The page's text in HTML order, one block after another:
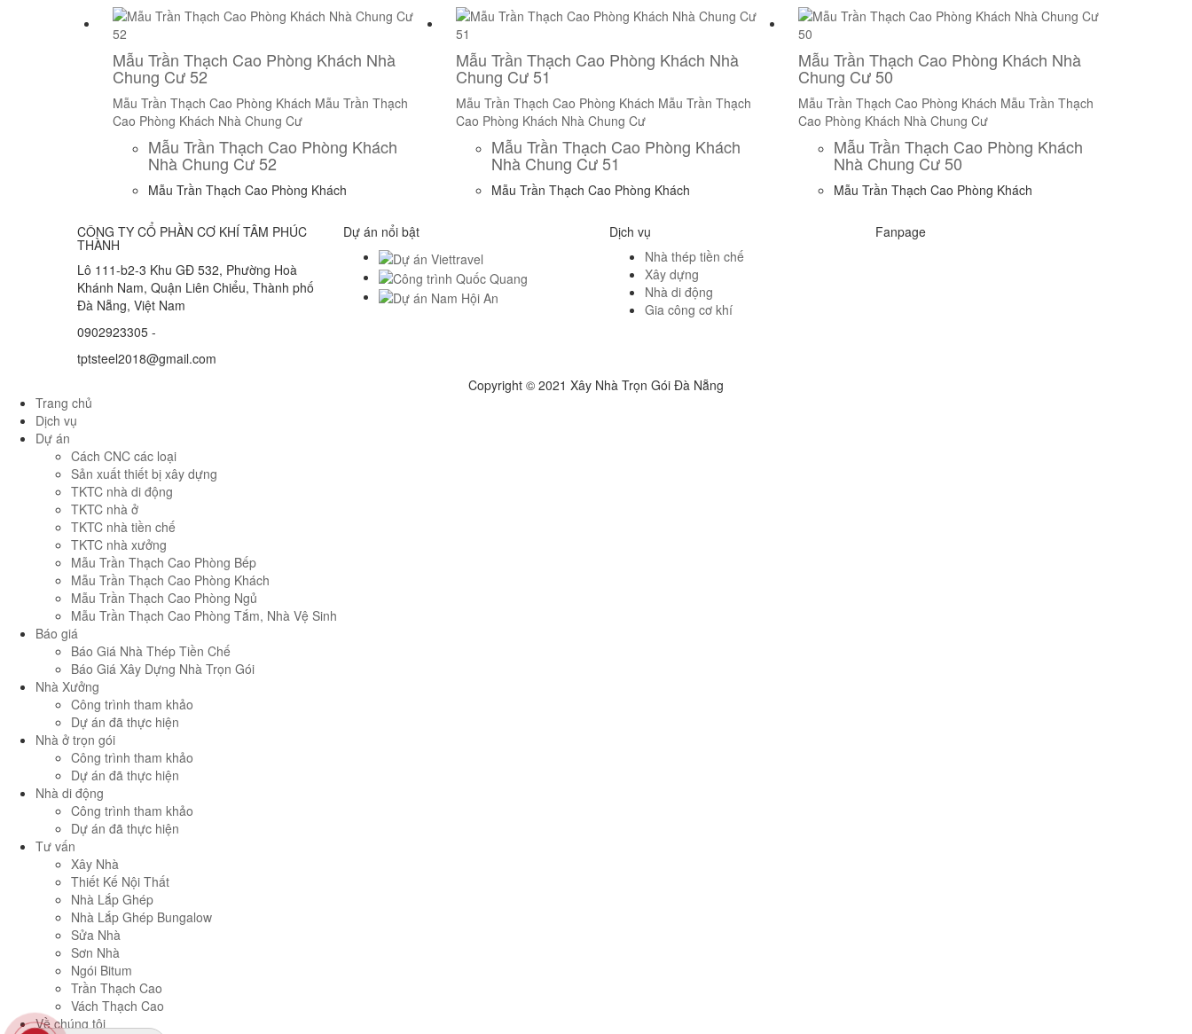
Mẫu Trần Thạch Cao Phòng Khách Nhà
Chung Cư 52
Mẫu Trần Thạch Cao Phòng Khách Mẫu Trần Thạch
Cao Phòng Khách Nhà Chung Cư
Mẫu Trần Thạch Cao Phòng Khách
Nhà Chung Cư 52
Mẫu Trần Thạch Cao Phòng Khách
Mẫu Trần Thạch Cao Phòng Khách Nhà
Chung Cư 51
Mẫu Trần Thạch Cao Phòng Khách Mẫu Trần Thạch
Cao Phòng Khách Nhà Chung Cư
Mẫu Trần Thạch Cao Phòng Khách
Nhà Chung Cư 51
Mẫu Trần Thạch Cao Phòng Khách
Mẫu Trần Thạch Cao Phòng Khách Nhà
Chung Cư 50
Mẫu Trần Thạch Cao Phòng Khách Mẫu Trần Thạch
Cao Phòng Khách Nhà Chung Cư
Mẫu Trần Thạch Cao Phòng Khách
Nhà Chung Cư 50
Mẫu Trần Thạch Cao Phòng Khách
CÔNG TY CỔ PHẦN CƠ KHÍ TÂM PHÚC
THÀNH
Lô 111-b2-3 Khu GĐ 532, Phường Hoà
Khánh Nam, Quận Liên Chiểu, Thành phố
Đà Nẵng, Việt Nam
0902923305 -
tptsteel2018@gmail.com
Dự án nổi bật
Dịch vụ
Nhà thép tiền chế
Xây dựng
Nhà di động
Gia công cơ khí
Fanpage
Copyright © 2021 Xây Nhà Trọn Gói Đà Nẵng
Trang chủ
Dịch vụ
Dự án
Cách CNC các loại
Sản xuất thiết bị xây dựng
TKTC nhà di động
TKTC nhà ở
TKTC nhà tiền chế
TKTC nhà xưởng
Mẫu Trần Thạch Cao Phòng Bếp
Mẫu Trần Thạch Cao Phòng Khách
Mẫu Trần Thạch Cao Phòng Ngủ
Mẫu Trần Thạch Cao Phòng Tắm, Nhà Vệ Sinh
Báo giá
Báo Giá Nhà Thép Tiền Chế
Báo Giá Xây Dựng Nhà Trọn Gói
Nhà Xưởng
Công trình tham khảo
Dự án đã thực hiện
Nhà ở trọn gói
Công trình tham khảo
Dự án đã thực hiện
Nhà di động
Công trình tham khảo
Dự án đã thực hiện
Tư vấn
Xây Nhà
Thiết Kế Nội Thất
Nhà Lắp Ghép
Nhà Lắp Ghép Bungalow
Sửa Nhà
Sơn Nhà
Ngói Bitum
Trần Thạch Cao
Vách Thạch Cao
Về chúng tôi